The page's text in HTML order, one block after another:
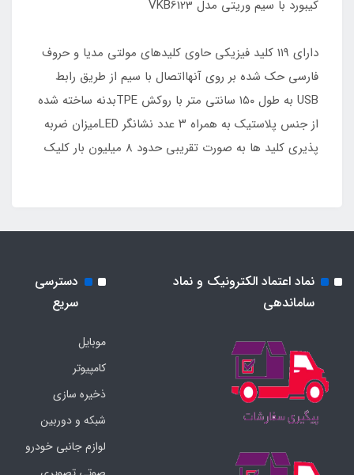
کیبورد با سیم وریتی مدل VKB6123
دارای ۱۱۹ کلید فیزیکی حاوی کلیدهای مولتی مدیا و حروف
فارسی حک شده بر روی آنهااتصال با سیم از طریق رابط
USB به طول ۱۵۰ سانتی متر با روکش TPEبدنه ساخته شده
از جنس پلاستیک به همراه ۳ عدد نشانگر LEDمیزان ضربه
پذیری کلید ها به صورت تقریبی حدود ۸ میلیون بار کلیک
نماد اعتماد الکترونیک و نماد
ساماندهی
دسترسی
سریع
موبایل
کامپیوتر
ذخیره سازی
شبکه و دوربین
لوازم جانبی خودرو